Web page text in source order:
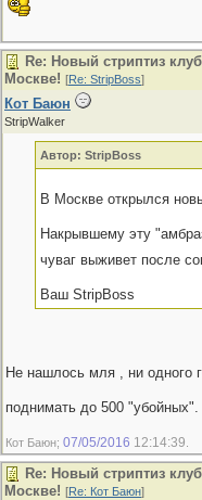
Re: Новый стриптиз
Москве! [Re: StripBoss]
Кот Баюн
StripWalker
Автор: StripBoss
В Москве открылся
Накрывшему эту
чуваг выживет после
Ваш StripBoss
Не нашлось мля , ни одного
поднимать до 500 "убойных".
Кот Баюн; 07/05/2016 12:14:39
Re: Новый стриптиз
Москве! [Re: Кот Баюн]